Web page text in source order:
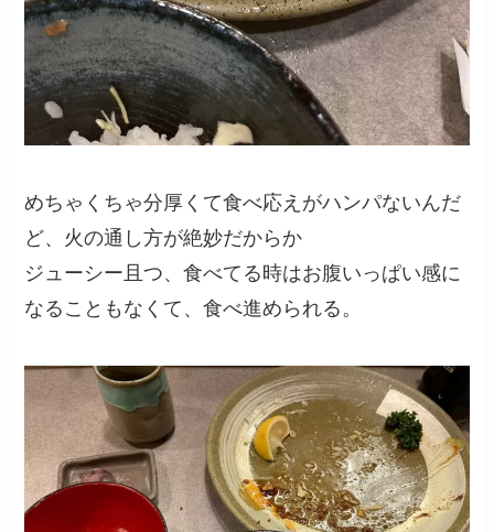
めちゃくちゃ分厚くて食べ応えがハンパないんだ
ど、火の通し方が絶妙だからか
ジューシー且つ、食べてる時はお腹いっぱい感に
なることもなくて、食べ進められる。